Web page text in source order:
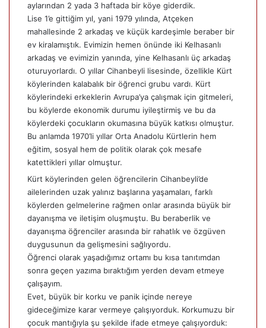
aylarından 2 yada 3 haftada bir köye giderdik.
Lise 1’e gittiğim yıl, yani 1979 yılında, Atçeken
mahallesinde 2 arkadaş ve küçük kardeşimle beraber bir
ev kiralamıştık. Evimizin hemen önünde iki Kelhasanlı
arkadaş ve evimizin yanında, yine Kelhasanlı üç arkadaş
oturuyorlardı. O yıllar Cihanbeyli lisesinde, özellikle Kürt
köylerinden kalabalık bir öğrenci grubu vardı. Kürt
köylerindeki erkeklerin Avrupa’ya çalışmak için gitmeleri,
bu köylerde ekonomik durumu iyileştirmiş ve bu da
köylerdeki çocukların okumasına büyük katkısı olmuştur.
Bu anlamda 1970’li yıllar Orta Anadolu Kürtlerin hem
eğitim, sosyal hem de politik olarak çok mesafe
katettikleri yıllar olmuştur.
Kürt köylerinden gelen öğrencilerin Cihanbeyli’de
ailelerinden uzak yalınız başlarına yaşamaları, farklı
köylerden gelmelerine rağmen onlar arasında büyük bir
dayanışma ve iletişim oluşmuştu. Bu beraberlik ve
dayanışma öğrenciler arasında bir rahatlık ve özgüven
duygusunun da gelişmesini sağlıyordu.
Öğrenci olarak yaşadığımız ortamı bu kısa tanıtımdan
sonra geçen yazıma bıraktığım yerden devam etmeye
çalışayım.
Evet, büyük bir korku ve panik içinde nereye
gideceğimize karar vermeye çalışıyorduk. Korkumuzu bir
çocuk mantığıyla şu şekilde ifade etmeye çalışıyorduk: